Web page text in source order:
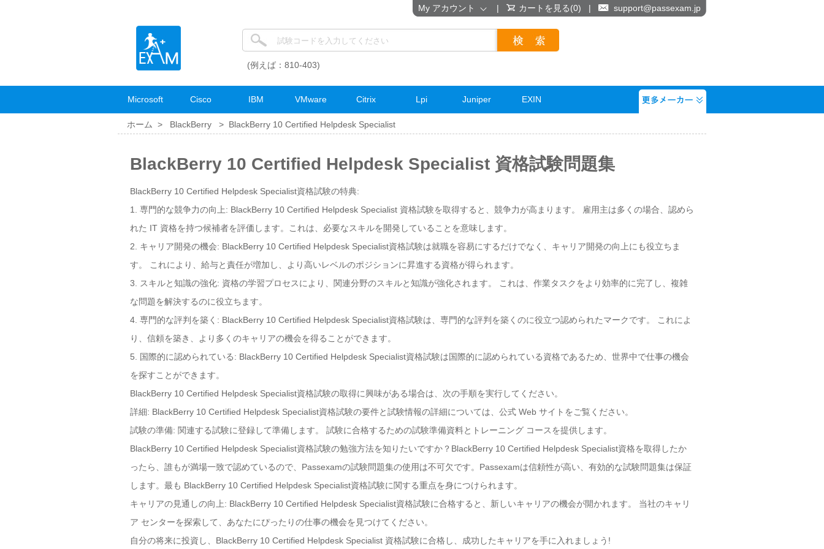
(例えば：810-403)
Microsoft Cisco IBM VMware Citrix Lpi Juniper EXIN
ホーム > BlackBerry > BlackBerry 10 Certified Helpdesk Specialist
BlackBerry 10 Certified Helpdesk Specialist 資格試験問題集
BlackBerry 10 Certified Helpdesk Specialist資格試験の特典:
1. 専門的な競争力の向上: BlackBerry 10 Certified Helpdesk Specialist 資格試験を取得すると、競争力が高まります。 雇用主は多くの場合、認めら
れた IT 資格を持つ候補者を評価します。これは、必要なスキルを開発していることを意味します。
2. キャリア開発の機会: BlackBerry 10 Certified Helpdesk Specialist資格試験は就職を容易にするだけでなく、キャリア開発の向上にも役立ちま
す。 これにより、給与と責任が増加し、より高いレベルのポジションに昇進する資格が得られます。
3. スキルと知識の強化: 資格の学習プロセスにより、関連分野のスキルと知識が強化されます。 これは、作業タスクをより効率的に完了し、複雑
な問題を解決するのに役立ちます。
4. 専門的な評判を築く: BlackBerry 10 Certified Helpdesk Specialist資格試験は、専門的な評判を築くのに役立つ認められたマークです。 これによ
り、信頼を築き、より多くのキャリアの機会を得ることができます。
5. 国際的に認められている: BlackBerry 10 Certified Helpdesk Specialist資格試験は国際的に認められている資格であるため、世界中で仕事の機会
を探すことができます。
BlackBerry 10 Certified Helpdesk Specialist資格試験の取得に興味がある場合は、次の手順を実行してください。
詳細: BlackBerry 10 Certified Helpdesk Specialist資格試験の要件と試験情報の詳細については、公式 Web サイトをご覧ください。
試験の準備: 関連する試験に登録して準備します。 試験に合格するための試験準備資料とトレーニング コースを提供します。
BlackBerry 10 Certified Helpdesk Specialist資格試験の勉強方法を知りたいですか？BlackBerry 10 Certified Helpdesk Specialist資格を取得したか
ったら、誰もが満場一致で認めているので、Passexamの試験問題集の使用は不可欠です。Passexamは信頼性が高い、有効的な試験問題集は保証
します。最も BlackBerry 10 Certified Helpdesk Specialist資格試験に関する重点を身につけられます。
キャリアの見通しの向上: BlackBerry 10 Certified Helpdesk Specialist資格試験に合格すると、新しいキャリアの機会が開かれます。 当社のキャリ
ア センターを探索して、あなたにぴったりの仕事の機会を見つけてください。
自分の将来に投資し、BlackBerry 10 Certified Helpdesk Specialist 資格試験に合格し、成功したキャリアを手に入れましょう!
My アカウント | カートを見る(0) | support@passexam.jp